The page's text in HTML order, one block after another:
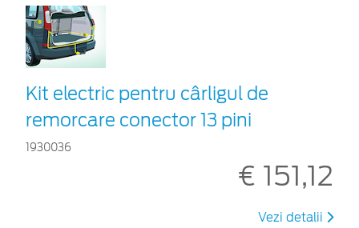
Kit electric pentru cârligul de
remorcare conector 13 pini
1930036
€ 151,12
Vezi detalii